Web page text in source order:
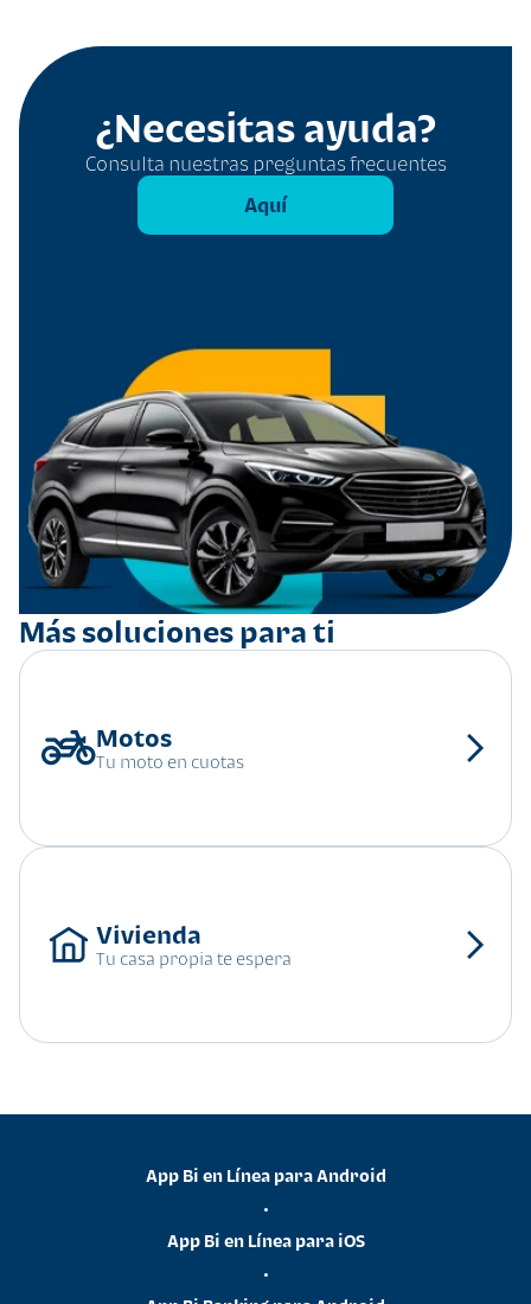
¿Necesitas ayuda?
Consulta nuestras preguntas frecuentes
Aquí
Más soluciones para ti
Tu moto en cuotas
Tu casa propia te espera
App Bi en Línea para Android
•
App Bi en Línea para iOS
•